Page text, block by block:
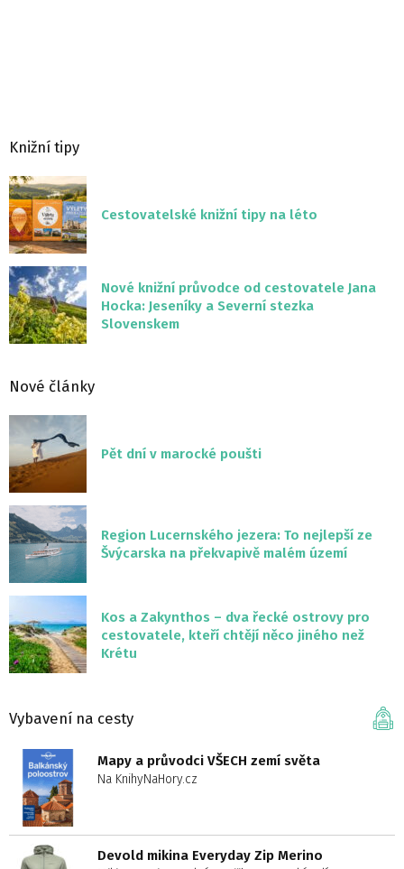
Knižní tipy
Cestovatelské knižní tipy na léto
Nové knižní průvodce od cestovatele Jana
Hocka: Jeseníky a Severní stezka
Slovenskem
Nové články
Pět dní v marocké poušti
Region Lucernského jezera: To nejlepší ze
Švýcarska na překvapivě malém území
Kos a Zakynthos – dva řecké ostrovy pro
cestovatele, kteří chtějí něco jiného než
Krétu
Vybavení na cesty
Mapy a průvodci VŠECH zemí světa
Na KnihyNaHory.cz
Devold mikina Everyday Zip Merino